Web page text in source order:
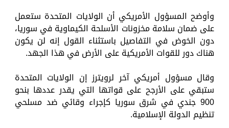
وأوضح المسؤول الأمريكي أن الولايات المتحدة ستعمل
على ضمان سلامة مخزونات الأسلحة الكيماوية في سوريا،
دون الخوض في التفاصيل باستثناء القول إنه لن يكون
هناك دور للقوات الأمريكية على الأرض في هذا الجهد.
وقال مسؤول أمريكي آخر لرويترز إن الولايات المتحدة
ستبقي على الأرجح على قواتها التي يقدر عددها بنحو
900 جندي في شرق سوريا كإجراء وقائي ضد مسلحي
تنظيم الدولة الإسلامية.